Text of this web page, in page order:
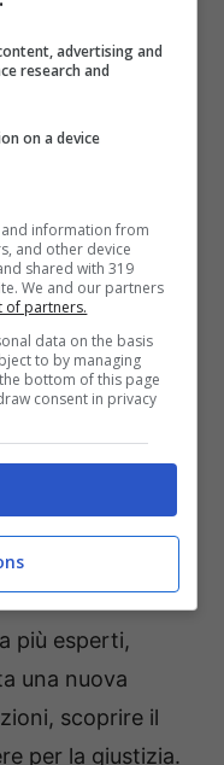
forziere del
di Akechi
e unisciti ai
le catene della
colpi
menti corrotte
5
alla
area di Tokyo da
un arco
ancora!
più esperti,
una nuova
scoprire il
per la giustizia.
advertising and
research and
on a device
information from
and other device
shared with 319
We and our partners
of partners.
data on the basis
to by managing
bottom of this page
consent in privacy